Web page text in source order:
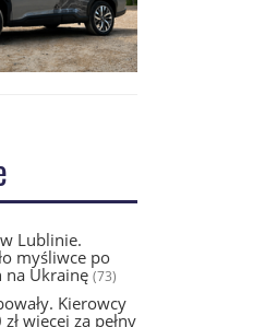
Lublinie.
myśliwce po
na Ukrainę(73)
Kierowcy
więcej za pełny